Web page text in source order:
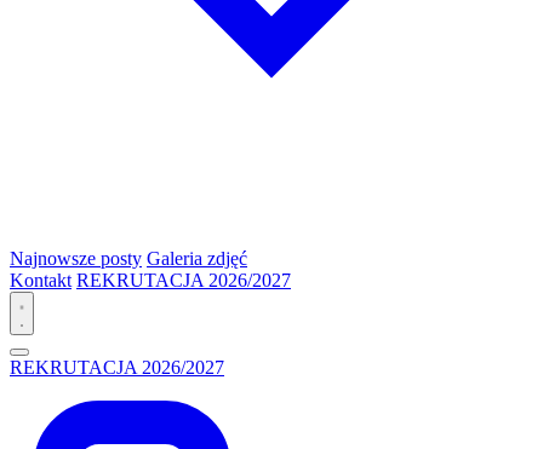
Najnowsze posty Galeria zdjęć
Kontakt REKRUTACJA 2026/2027
REKRUTACJA 2026/2027